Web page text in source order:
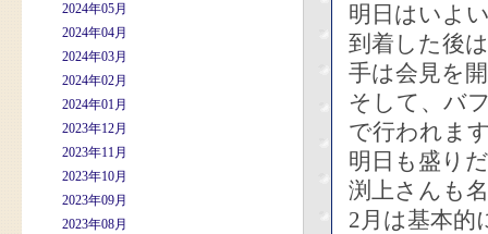
2024年05月
2024年04月
2024年03月
2024年02月
2024年01月
2023年12月
2023年11月
2023年10月
2023年09月
2023年08月
明日はいよ
到着した後
手は会見を
そして、バ
で行われま
明日も盛り
渕上さんも
2月は基本的